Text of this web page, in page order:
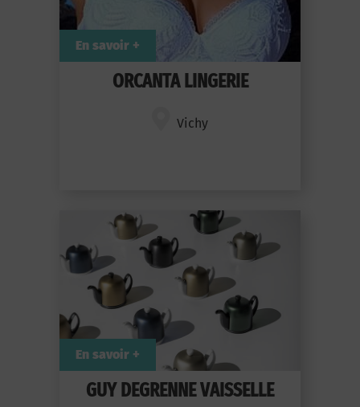
ORCANTA LINGERIE
Vichy
En savoir +
GUY DEGRENNE VAISSELLE
En savoir +